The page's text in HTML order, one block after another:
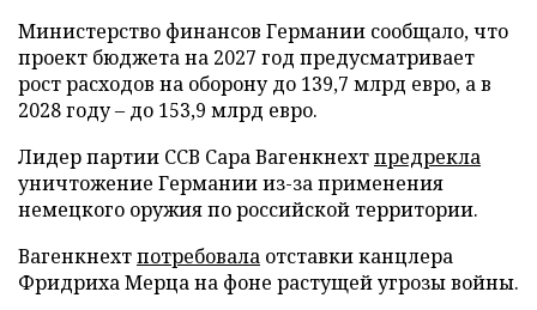
Министерство финансов Германии сообщало, что
проект бюджета на 2027 год предусматривает
рост расходов на оборону до 139,7 млрд евро, а в
2028 году – до 153,9 млрд евро.
Лидер партии ССВ Сара Вагенкнехтпредрекла
уничтожение Германии из-за применения
немецкого оружия по российской территории.
Вагенкнехтпотребовала отставки канцлера
Фридриха Мерца на фоне растущей угрозы войны.